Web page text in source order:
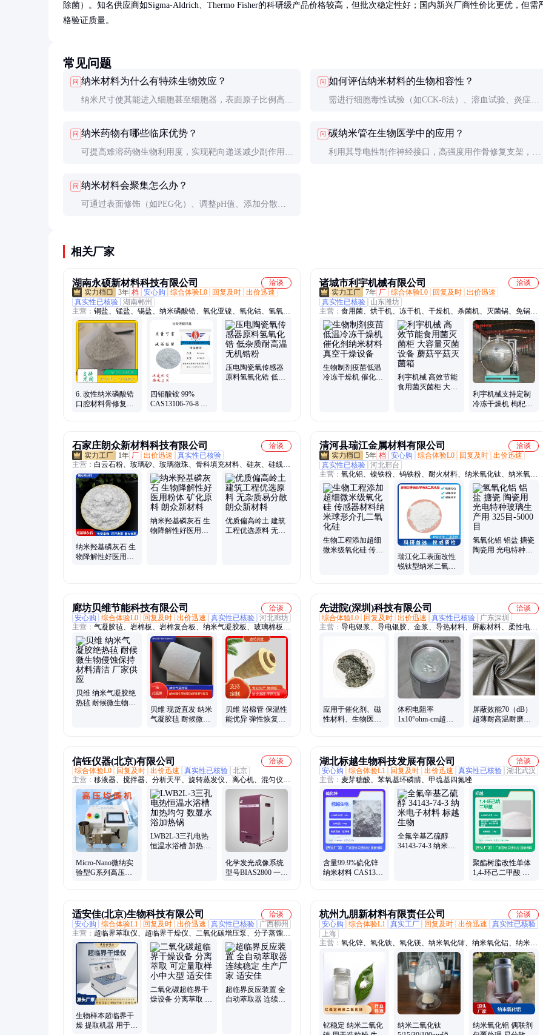
除菌）。知名供应商如Sigma-Aldrich、Thermo Fisher的科研级产品价格较高，但批次稳定性好；国内新兴厂商性价比更优，但需
格验证质量。
常见问题
问 纳米材料为什么有特殊生物效应？
纳米尺寸使其能进入细胞甚至细胞器，表面原子比例高导
综合作用产生了独特生物效应。
问 如何评估纳米材料的生物相容性？
需进行细胞毒性试验（如CCK-8法）、溶血试验、炎症因
指南，但纳米材料需要更严格的测试。
问 纳米药物有哪些临床优势？
可提高难溶药物生物利用度，实现靶向递送减少副作用，
化）。但生产成本高和监管严格是主要挑战。
问 碳纳米管在生物医学中的应用？
利用其导电性制作神经接口，高强度用作骨修复支架，中
问 纳米材料会聚集怎么办？
可通过表面修饰（如PEG化）、调整pH值、添加分散剂
相关厂家
湖南永硕新材料科技有限公司
洽谈
3年 档 安心购 综合体验L0 回复及时 出价迅速
真实性已核验 湖南郴州
主营： 铜盐、锰盐、锡盐、纳米磷酸锆、氧化亚镍、氧化钴、氢氧化
钴、锆盐、无卤环保抑烟阻燃剂、无卤环保阻燃剂
6. 改性纳米磷酸锆
口腔材料骨修复基
四钼酸铵 99%
CAS13106-76-8 用
压电陶瓷氧传感器
原料氢氧化锆 低杂
诸城市利宇机械有限公司
洽谈
7年 厂 综合体验L0 回复及时 出价迅速
真实性已核验
山东潍坊
主营： 食用菌、烘干机、冻干机、干燥机、杀菌机、灭菌锅、免锅
炉、灭菌器、清洗机、拌料机、杀菌釜、包灭菌、风干机、蒸煮机、
灭菌柜、杀菌锅、双开门、燃气锅炉、菌种设备、冷冻干燥、灭菌设
备、菌包杀菌、高温高压、冻干设备
生物制剂疫苗低温
冷冻干燥机 催化剂
利宇机械 高效节能
食用菌灭菌柜 大容
利宇机械支持定制
冷冻干燥机 枸杞锁
石家庄朗众新材料科技有限公司
洽谈
1年 厂 出价迅速
真实性已核验
主营： 白云石粉、玻璃砂、玻璃微珠、骨科填充材料、硅灰、硅线
石、硅藻土、海泡石纤维、滑石粉、钾钠长石粉、矿渣粉、蓝晶石、
铝矾土、麦饭石粉、硼砂、膨润土、羟基磷灰石、石英粉、石英砂、
土状石墨/鳞片石墨、氧化铝、石墨、萤石粉、氧化钙、叶蜡石粉、
铁粉
纳米羟基磷灰石 生
物降解性好医用粉
纳米羟基磷灰石 生
物降解性好医用粉
优质偏高岭土 建筑
工程优选原料 无杂
清河县瑞江金属材料有限公司
洽谈
5年 档 安心购 综合体验L0 回复及时 出价迅速
真实性已核验 河北邢台
主营： 氧化铝、镍铁粉、钨铁粉、耐火材料、纳米氧化钛、纳米氧化
锌、白铅粉、氧化硼、锰铁粉、硅铁粉、二氧化锆、氧化钛粉、球形
磁粉、雾化铜粉、钒铁粉末、氧化铋粉、钛铁合金、三氧化钼、氧化
镁粉、三氧化二、氧化钴粉、二硫化钨、氧化铬绿、球形磁铁粉、四
氧化三铁
生物工程添加超细
微米级氧化硅 传感
瑞江化工表面改性
锐钛型纳米二氧化
氢氧化铝 铝盐 搪瓷
陶瓷用 光电特种玻
廊坊贝维节能科技有限公司
洽谈
安心购
综合体验L0 回复及时 出价迅速 真实性已核验 河北廊坊
主营： 气凝胶毡、岩棉板、岩棉复合板、纳米气凝胶板、玻璃棉板、
玻璃纤维针刺毡、硅酸铝针刺毯、岩棉管、玻璃棉管、防火包裹、泡
沫玻璃板、硅酸铝管、玻璃棉卷毡、玻镁防火板、气凝胶粉末、二氧
化硅气凝胶毡
贝维 纳米气凝胶绝
热毡 耐候微生物侵
贝维 现货直发 纳米
气凝胶毡 耐候微生
贝维 岩棉管 保温性
能优异 弹性恢复力
先进院(深圳)科技有限公司
洽谈
综合体验L0
回复及时 出价迅速 真实性已核验
广东深圳
主营： 导电银浆、导电银胶、金浆、导热材料、屏蔽材料、柔性电极
材料、导热相变材料、导电橡胶、镀银导电布、金粉、铂电极浆料、
FPC软板、镀金导电布、银钯浆料、电阻浆料、柔性电极
应用于催化剂、磁
性材料、生物医学
体积电阻率
1x10°ohm-cm超高
屏蔽效能70（dB）
超薄耐高温耐磨双
信钰仪器(北京)有限公司
洽谈
综合体验L0
回复及时 出价迅速 真实性已核验 北京
主营： 移液器、搅拌器、分析天平、旋转蒸发仪、离心机、混匀仪、
振荡器、摇床、金属浴、培养箱、显微镜、加热板、定氮仪、水分测
定仪、超声波清洗机、水质检测仪、基因扩增仪、浓缩仪、洗瓶机、
反应釜、电泳仪、超声聚焦打断仪、滴珠机、凝胶成像、酸纯化系统
Micro-Nano微纳实
验型G系列高压均
LWB2L-3三孔电热
恒温水浴槽 加热均
化学发光成像系统
型号BIAS2800 一键
湖北标越生物科技发展有限公司
洽谈
安心购
综合体验L1 回复及时 出价迅速 真实性已核验 湖北武汉
主营： 麦芽糖酸、苯氧基环磷腈、甲巯基四氮唑
含量99.9%硫化锌
纳米材料 CAS1314-
全氟辛基乙硫醇
34143-74-3 纳米电
聚酯树脂改性单体
1,4-环己二甲酸 工
适安佳(北京)生物科技有限公司
洽谈
安心购
综合体验L1 回复及时 出价迅速 真实性已核验
广西柳州
主营： 超临界萃取仪、超临界干燥仪、二氧化碳增压泵、分子蒸馏
仪、冷阱、超临界CO2萃取仪、超临界萃取仪器、小型超临界萃取装
置、二氧化碳干燥仪、超临界干燥设备、超临界二氧化碳干燥仪、自
动临界点干燥仪、二氧化碳气体增压泵、超临界二氧化碳装置、二氧
化碳充装泵、二氧化碳注入泵、加压泵、氟冷阱、分子蒸馏设备、精
馏塔、旋蒸器、旋蒸仪、干燥仪、蒸发仪、低温冷阱
生物样本超临界干
燥 提取机器 用于纳
二氧化碳超临界干
燥设备 分离萃取 可
超临界反应装置 全
自动萃取器 连续稳
杭州九朋新材料有限责任公司
洽谈
安心购
综合体验L1 真实工厂 回复及时 出价迅速
真实性已核验
上海
主营： 氧化锌、氧化铁、氧化镁、纳米氧化铈、纳米氧化铝、纳米铝
溶胶、纳米硅溶胶、纳米氧化钛、纳米氧化锌、纳米氧化铁、纳米氧
化硅、纳米氧化镁、纳米氧化锆、纳米氧化铜、纳米氮化硼、纳米碳
化硼、氧化铝、钛白粉、白炭黑、硅溶胶、铝溶胶
钇稳定 纳米二氧化
纳米二氧化钛
纳米氧化铝 偶联剂